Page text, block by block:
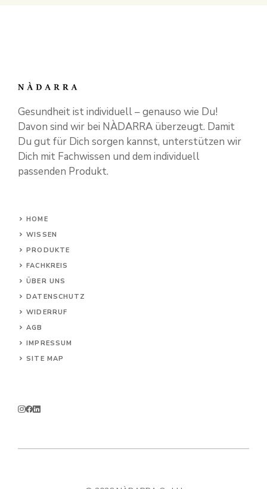
Gesundheit ist individuell – genauso wie Du!
Davon sind wir bei NÀDARRA überzeugt. Damit
Du gut für Dich sorgen kannst, unterstützen wir
Dich mit Fachwissen und dem individuell
passenden Produkt.
HOME
WISSEN
PRODUKTE
FACHKREIS
ÜBER UNS
DATENSCHUTZ
WIDERRUF
AGB
IMPRESSUM
SITE MAP